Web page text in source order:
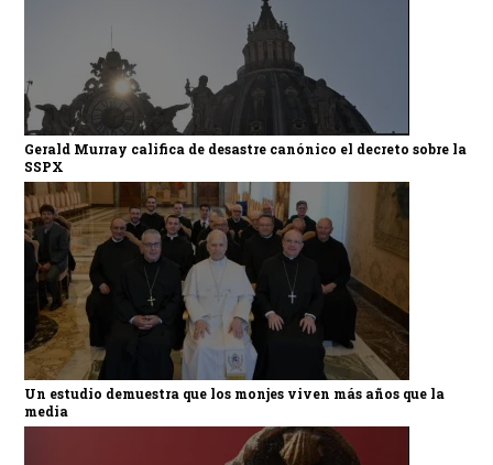
Gerald Murray califica de desastre canónico el decreto sobre la
SSPX
Un estudio demuestra que los monjes viven más años que la
media